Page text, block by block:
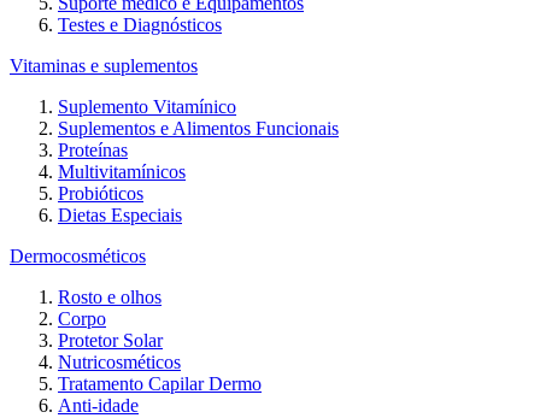
Testes e Diagnósticos
Vitaminas e suplementos
Suplemento Vitamínico
Suplementos e Alimentos Funcionais
Proteínas
Multivitamínicos
Probióticos
Dietas Especiais
Dermocosméticos
Rosto e olhos
Corpo
Protetor Solar
Nutricosméticos
Tratamento Capilar Dermo
Anti-idade